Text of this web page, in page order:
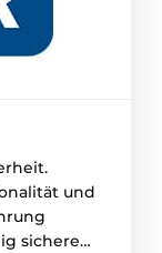
und
sicherer